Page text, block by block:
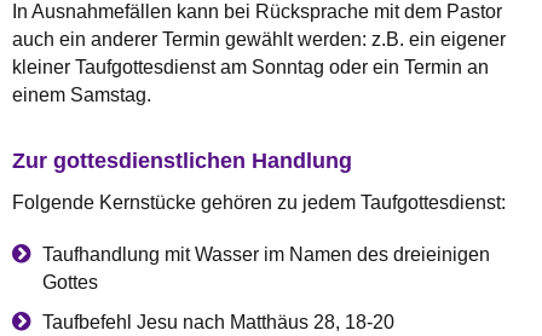
In Ausnahmefällen kann bei Rücksprache mit dem Pastor
auch ein anderer Termin gewählt werden: z.B. ein eigener
kleiner Taufgottesdienst am Sonntag oder ein Termin an
einem Samstag.
Zur gottesdienstlichen Handlung
Folgende Kernstücke gehören zu jedem Taufgottesdienst:
Taufhandlung mit Wasser im Namen des dreieinigen
Gottes
Taufbefehl Jesu nach Matthäus 28, 18-20